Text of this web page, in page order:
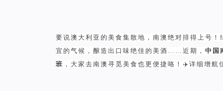
要说澳大利亚的美食集散地，南澳绝对排得上号
宜的气候，酿造出口味绝佳的美酒……近期， 中国
班 ，大家去南澳寻觅美食也更便捷咯！ ✈️详细增航